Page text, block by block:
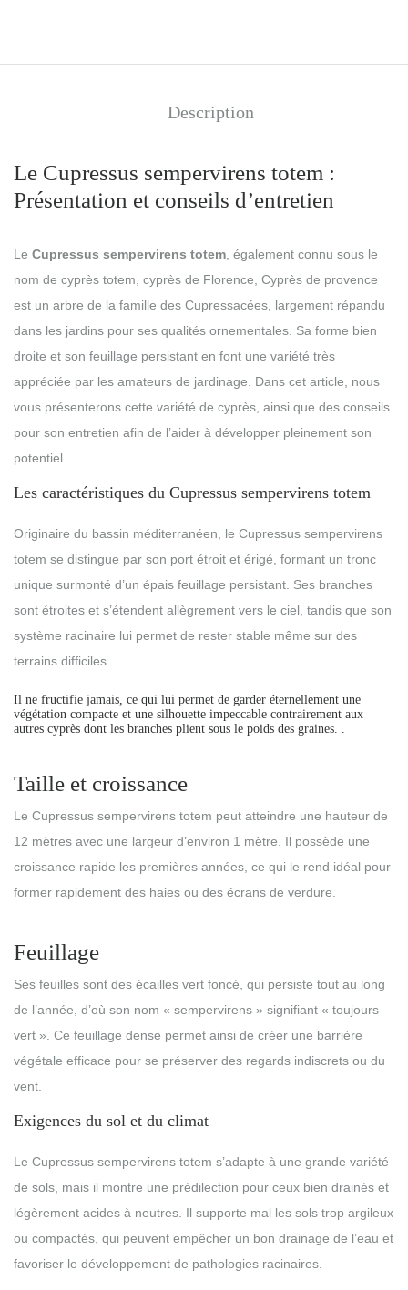
Description
Le Cupressus sempervirens totem :
Présentation et conseils d’entretien
Le Cupressus sempervirens totem , également connu sous le
nom de cyprès totem, cyprès de Florence, Cyprès de provence
est un arbre de la famille des Cupressacées, largement répandu
dans les jardins pour ses qualités ornementales. Sa forme bien
droite et son feuillage persistant en font une variété très
appréciée par les amateurs de jardinage. Dans cet article, nous
vous présenterons cette variété de cyprès, ainsi que des conseils
pour son entretien afin de l’aider à développer pleinement son
potentiel.
Les caractéristiques du Cupressus sempervirens totem
Originaire du bassin méditerranéen, le Cupressus sempervirens
totem se distingue par son port étroit et érigé, formant un tronc
unique surmonté d’un épais feuillage persistant. Ses branches
sont étroites et s’étendent allègrement vers le ciel, tandis que son
système racinaire lui permet de rester stable même sur des
terrains difficiles.
Il ne fructifie jamais, ce qui lui permet de garder éternellement une
végétation compacte et une silhouette impeccable contrairement aux
autres cyprès dont les branches plient sous le poids des graines. .
Taille et croissance
Le Cupressus sempervirens totem peut atteindre une hauteur de
12 mètres avec une largeur d’environ 1 mètre. Il possède une
croissance rapide les premières années, ce qui le rend idéal pour
former rapidement des haies ou des écrans de verdure.
Feuillage
Ses feuilles sont des écailles vert foncé, qui persiste tout au long
de l’année, d’où son nom « sempervirens » signifiant « toujours
vert ». Ce feuillage dense permet ainsi de créer une barrière
végétale efficace pour se préserver des regards indiscrets ou du
vent.
Exigences du sol et du climat
Le Cupressus sempervirens totem s’adapte à une grande variété
de sols, mais il montre une prédilection pour ceux bien drainés et
légèrement acides à neutres. Il supporte mal les sols trop argileux
ou compactés, qui peuvent empêcher un bon drainage de l’eau et
favoriser le développement de pathologies racinaires.